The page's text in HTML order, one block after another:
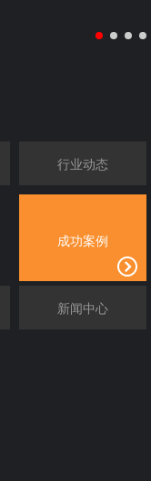
行业动态
成功案例
新闻中心